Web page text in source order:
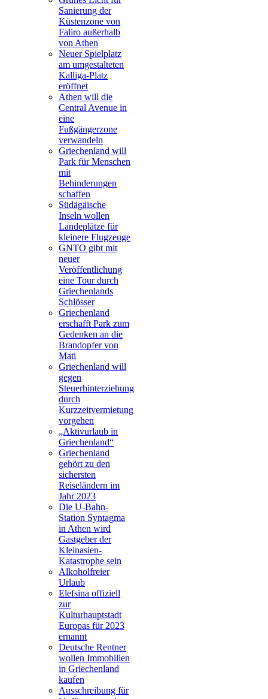
Sanierung der
Küstenzone von
Faliro außerhalb
von Athen
Neuer Spielplatz
am umgestalteten
Kalliga-Platz
eröffnet
Athen will die
Central Avenue in
eine
Fußgängerzone
verwandeln
Griechenland will
Park für Menschen
mit
Behinderungen
schaffen
Südägäische
Inseln wollen
Landeplätze für
kleinere Flugzeuge
GNTO gibt mit
neuer
Veröffentlichung
eine Tour durch
Griechenlands
Schlösser
Griechenland
erschafft Park zum
Gedenken an die
Brandopfer von
Mati
Griechenland will
gegen
Steuerhinterziehung
durch
Kurzzeitvermietung
vorgehen
„Aktivurlaub in
Griechenland“
Griechenland
gehört zu den
sichersten
Reiseländern im
Jahr 2023
Die U-Bahn-
Station Syntagma
in Athen wird
Gastgeber der
Kleinasien-
Katastrophe sein
Alkoholfreier
Urlaub
Elefsina offiziell
zur
Kulturhauptstadt
Europas für 2023
ernannt
Deutsche Rentner
wollen Immobilien
in Griechenland
kaufen
Ausschreibung für